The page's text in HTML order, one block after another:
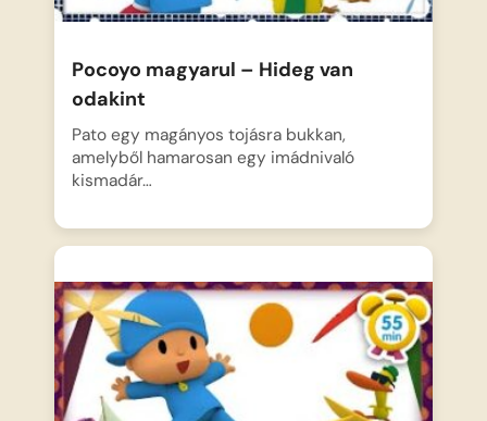
Pocoyo magyarul – Hideg van
odakint
Pato egy magányos tojásra bukkan,
amelyből hamarosan egy imádnivaló
kismadár…